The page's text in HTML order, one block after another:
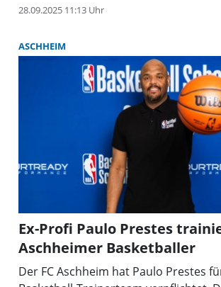
28.09.2025 11:13 Uhr
ASCHHEIM
Ex-Profi Paulo Prestes
Aschheimer Basketballer
Der FC Aschheim hat Paulo Prestes